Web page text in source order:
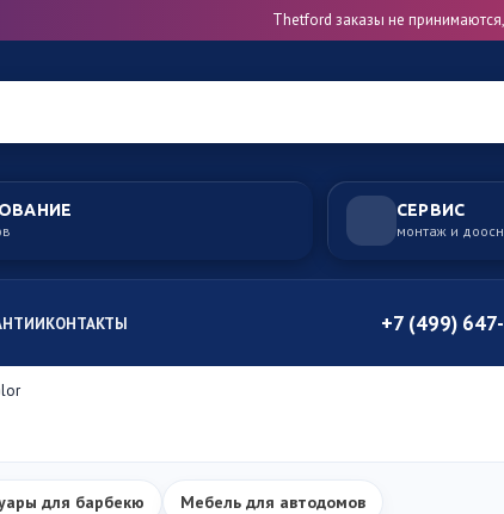
Thetford заказы не
СЕРВИС
монтаж и
КОНТАКТЫ +7 (499)
для барбекю Мебель для автодомов